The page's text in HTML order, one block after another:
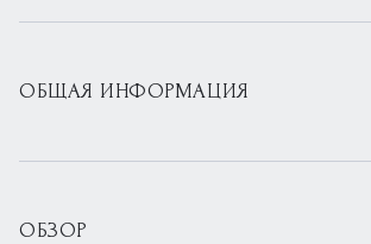
ОБЩАЯ ИНФОРМАЦИЯ
ОБЗОР